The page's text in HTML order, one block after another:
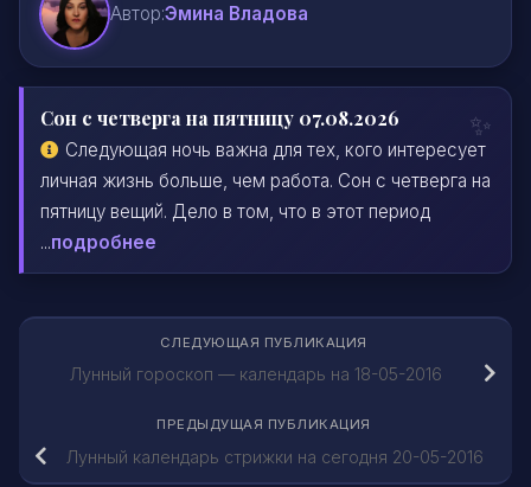
Автор:Эмина Владова
Сон с четверга на пятницу 07.08.2026
Следующая ночь важна для тех, кого интересует
личная жизнь больше, чем работа. Сон с четверга на
пятницу вещий. Дело в том, что в этот период
...подробнее
СЛЕДУЮЩАЯ ПУБЛИКАЦИЯ
Лунный гороскоп — календарь на 18-05-2016
ПРЕДЫДУЩАЯ ПУБЛИКАЦИЯ
Лунный календарь стрижки на сегодня 20-05-2016